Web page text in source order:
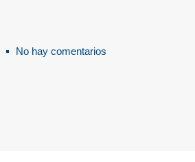
No hay comentarios